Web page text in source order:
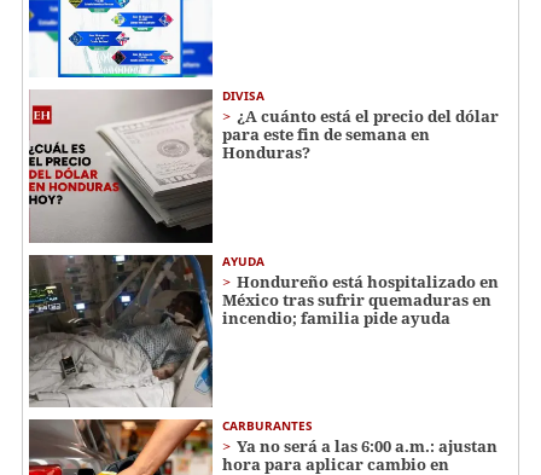
DIVISA
¿A cuánto está el precio del dólar
para este fin de semana en
Honduras?
AYUDA
Hondureño está hospitalizado en
México tras sufrir quemaduras en
incendio; familia pide ayuda
CARBURANTES
Ya no será a las 6:00 a.m.: ajustan
hora para aplicar cambio en